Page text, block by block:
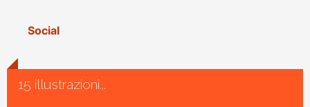
15 illustrazioni...
Social